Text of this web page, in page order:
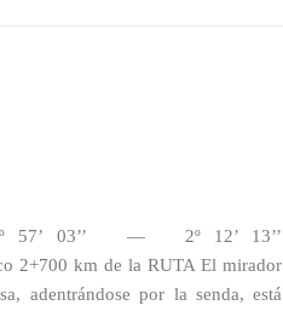
40º 57’ 03’’ — 2º 12’ 13’’
km de la RUTA El mirador
adentrándose por la senda, está